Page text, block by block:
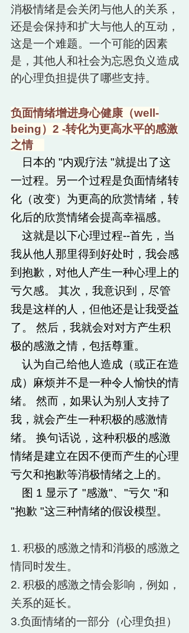
消极情绪是会关闭与他人的关系，
还是会保持和扩大与他人的互动，
这是一个难题。一个可能的因素
是，其他人和社会为忘恩负义造成
的心理负担提供了哪些支持。
负面情绪增进身心健康（well-
being）2 -转化为更高水平的感激
之情
日本的 "内观疗法 "就提出了这
一过程。另一个过程是负面情绪转
化（改变）为更高的欣赏情绪，转
化后的欣赏情绪会提高幸福感。
这就是以下心理过程--首先，当
我从他人那里得到好处时，我会感
到抱歉，对他人产生一种心理上的
亏欠感。 其次，我意识到，尽管
我是这样的人，但他还是让我受益
了。 然后，我就会对对方产生积
极的感激之情，包括尊重。
认为自己给他人造成（或正在造
成）麻烦并不是一种令人愉快的情
绪。 然而，如果认为别人支持了
我，就会产生一种积极的感激情
绪。 换句话说，这种积极的感激
情绪是建立在因不便而产生的心理
亏欠和抱歉等消极情绪之上的。
图 1 显示了 "感激"、"亏欠 "和
"抱歉 "这三种情绪的假设模型。
1. 积极的感激之情和消极的感激之
情同时发生。
2. 积极的感激之情会影响，例如，
关系的延长。
3.负面情绪的一部分（心理负担）